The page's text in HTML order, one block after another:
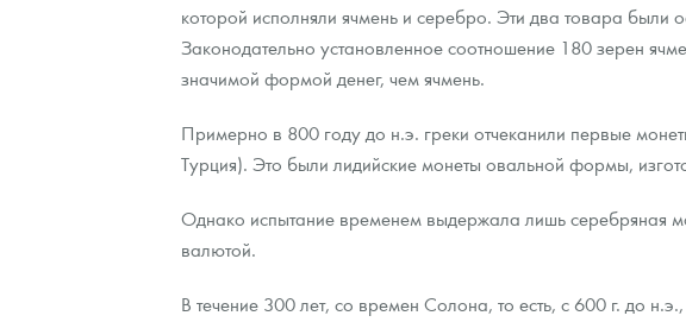
которой исполняли ячмень и серебро. Эти два товара были
Законодательно установленное соотношение 180 зерен
значимой формой денег, чем ячмень.
Примерно в 800 году до н.э. греки отчеканили первые
Турция). Это были лидийские монеты овальной формы,
Однако испытание временем выдержала лишь серебряная
валютой.
В течение 300 лет, со времен Солона, то есть, с 600 г. до